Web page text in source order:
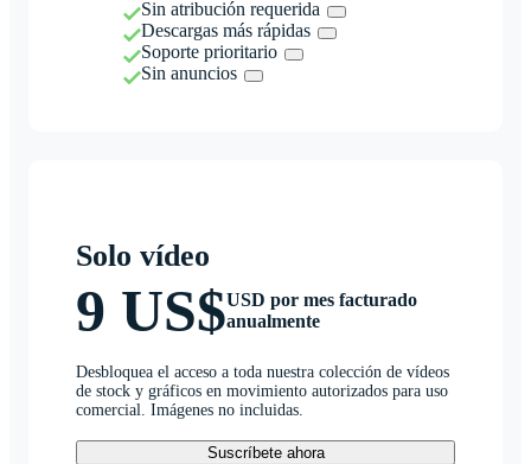
Sin atribución requerida
Descargas más rápidas
Soporte prioritario
Sin anuncios
Solo vídeo
9 US$USD por mes facturado
anualmente
Desbloquea el acceso a toda nuestra colección de vídeos
de stock y gráficos en movimiento autorizados para uso
comercial. Imágenes no incluidas.
Suscríbete ahora